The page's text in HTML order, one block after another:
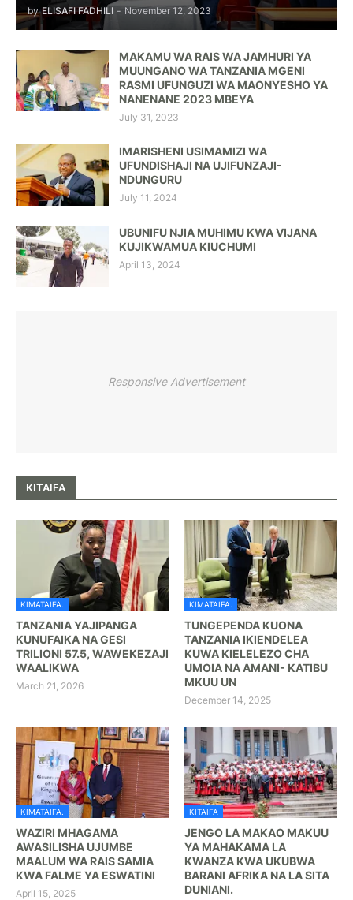
by ELISAFI FADHILI - November 12, 2023
MAKAMU WA RAIS WA JAMHURI YA
MUUNGANO WA TANZANIA MGENI
RASMI UFUNGUZI WA MAONYESHO YA
NANENANE 2023 MBEYA
July 31, 2023
IMARISHENI USIMAMIZI WA
UFUNDISHAJI NA UJIFUNZAJI-
NDUNGURU
July 11, 2024
UBUNIFU NJIA MUHIMU KWA VIJANA
KUJIKWAMUA KIUCHUMI
April 13, 2024
Responsive Advertisement
KITAIFA
KIMATAIFA.
TANZANIA YAJIPANGA
KUNUFAIKA NA GESI
TRILIONI 57.5, WAWEKEZAJI
WAALIKWA
March 21, 2026
KIMATAIFA.
TUNGEPENDA KUONA
TANZANIA IKIENDELEA
KUWA KIELELEZO CHA
UMOIA NA AMANI- KATIBU
MKUU UN
December 14, 2025
KIMATAIFA.
WAZIRI MHAGAMA
AWASILISHA UJUMBE
MAALUM WA RAIS SAMIA
KWA FALME YA ESWATINI
April 15, 2025
KITAIFA
JENGO LA MAKAO MAKUU
YA MAHAKAMA LA
KWANZA KWA UKUBWA
BARANI AFRIKA NA LA SITA
DUNIANI.